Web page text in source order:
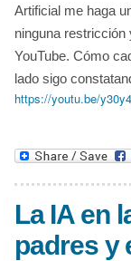
Artificial me haga
ninguna restricción
YouTube. Cómo
lado sigo
https://youtu.be/
La IA en
padres y